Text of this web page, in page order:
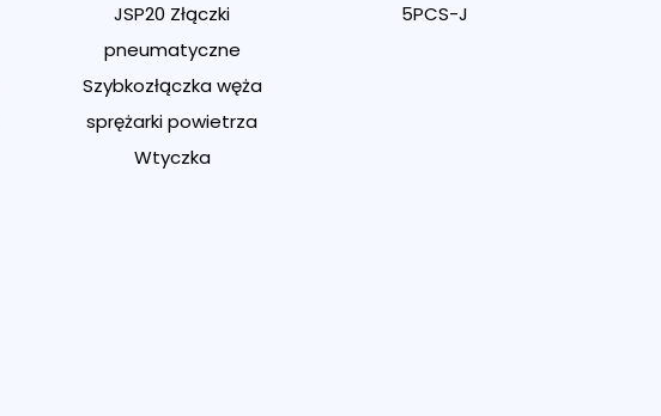
JSP20 Złączki
pneumatyczne
Szybkozłączka węża
sprężarki powietrza
Wtyczka
5PCS-J